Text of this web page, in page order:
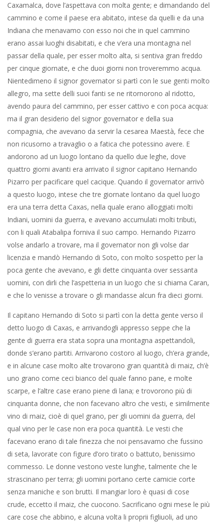
Caxamalca, dove l’aspettava con molta gente; e dimandando del
cammino e come il paese era abitato, intese da quelli e da una
Indiana che menavamo con esso noi che in quel cammino
erano assai luoghi disabitati, e che v’era una montagna nel
passar della quale, per esser molto alta, si sentiva gran freddo
per cinque giornate, e che duoi giorni non troveremmo acqua.
Nientedimeno il signor governator si partì con le sue genti molto
allegro, ma sette delli suoi fanti se ne ritornorono al ridotto,
avendo paura del cammino, per esser cattivo e con poca acqua:
ma il gran desiderio del signor governator e della sua
compagnia, che avevano da servir la cesarea Maestà, fece che
non ricusorno a travaglio o a fatica che potessino avere. E
andorono ad un luogo lontano da quello due leghe, dove
quattro giorni avanti era arrivato il signor capitano Hernando
Pizarro per pacificare quel cacique. Quando il governator arrivò
a questo luogo, intese che tre giornate lontano da quel luogo
era una terra detta Caxas, nella quale erano alloggiati molti
Indiani, uomini da guerra, e avevano accumulati molti tributi,
con li quali Atabalipa forniva il suo campo. Hernando Pizarro
volse andarlo a trovare, ma il governator non gli volse dar
licenzia e mandò Hernando di Soto, con molto sospetto per la
poca gente che avevano, e gli dette cinquanta over sessanta
uomini, con dirli che l’aspetteria in un luogo che si chiama Caran,
e che lo venisse a trovare o gli mandasse alcun fra dieci giorni.
Il capitano Hernando di Soto si partì con la detta gente verso il
detto luogo di Caxas, e arrivandogli appresso seppe che la
gente di guerra era stata sopra una montagna aspettandoli,
donde s’erano partiti. Arrivarono costoro al luogo, ch’era grande,
e in alcune case molto alte trovarono gran quantità di maiz, ch’è
uno grano come ceci bianco del quale fanno pane, e molte
scarpe, e l’altre case erano piene di lana; e trovorono più di
cinquanta donne, che non facevano altro che vesti, e similmente
vino di maiz, cioè di quel grano, per gli uomini da guerra, del
qual vino per le case non era poca quantità. Le vesti che
facevano erano di tale finezza che noi pensavamo che fussino
di seta, lavorate con figure d’oro tirato o battuto, benissimo
commesso. Le donne vestono veste lunghe, talmente che le
strascinano per terra; gli uomini portano certe camicie corte
senza maniche e son brutti. Il mangiar loro è quasi di cose
crude, eccetto il maiz, che cuocono. Sacrificano ogni mese le più
care cose che abbino, e alcuna volta li proprii figliuoli, ad uno